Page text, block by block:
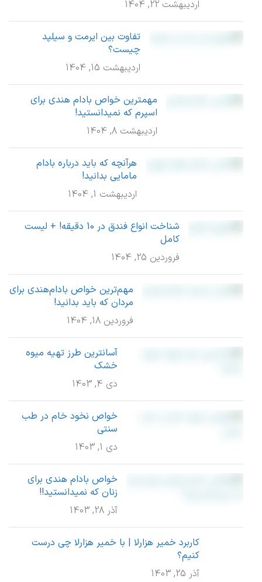
اردیبهشت 22, 1404
تفاوت بین ایرمت و سیلپد
چیست؟
اردیبهشت 15, 1404
مهمترین خواص بادام هندی برای
اسپرم که نمیدانستید!
اردیبهشت 8, 1404
هرآنچه که باید درباره بادام
مامایی بدانید!
اردیبهشت 1, 1404
شناخت انواع فندق در 10 دقیقه! + لیست
کامل
فروردین 25, 1404
مهم‌ترین خواص بادام‌هندی برای
مردان که باید بدانید!
فروردین 18, 1404
آسانترین طرز تهیه میوه
خشک
دی 4, 1403
خواص نخود خام در طب
سنتی
دی 1, 1403
خواص بادام هندی برای
زنان که نمیدانستید!!
آذر 28, 1403
کاربرد خمیر هزارلا | با خمیر هزارلا چی درست
کنیم؟
آذر 25, 1403